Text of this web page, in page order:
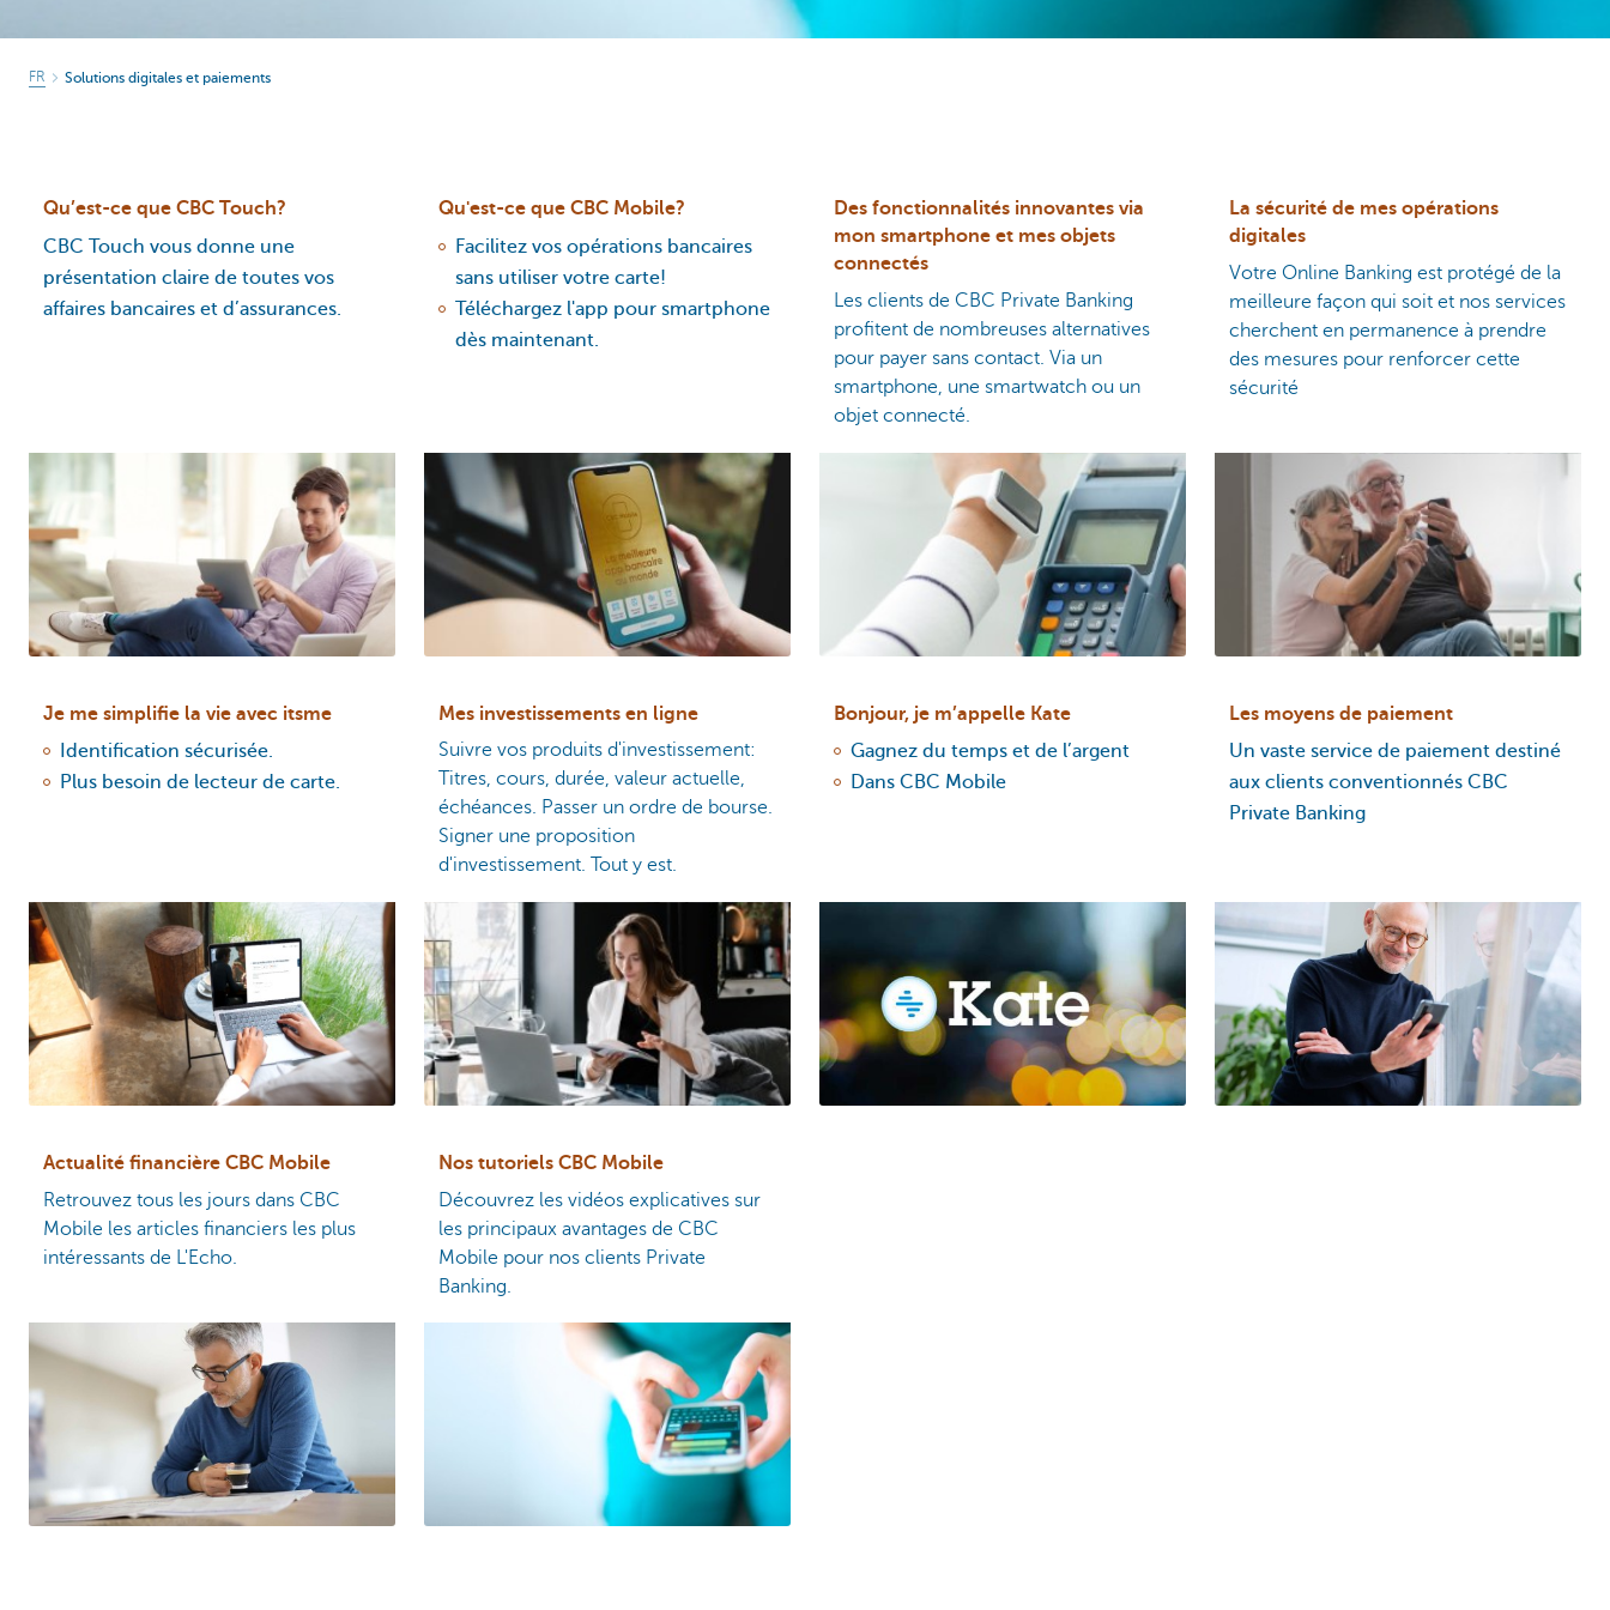
FR Solutions digitales et paiements
Qu’est-ce que CBC Touch?
CBC Touch vous donne une
présentation claire de toutes vos
affaires bancaires et d’assurances.
Qu'est-ce que CBC Mobile?
Facilitez vos opérations bancaires
sans utiliser votre carte!
Téléchargez l'app pour smartphone
dès maintenant.
Des fonctionnalités innovantes via
mon smartphone et mes objets
connectés
Les clients de CBC Private Banking
profitent de nombreuses alternatives
pour payer sans contact. Via un
smartphone, une smartwatch ou un
objet connecté.
La sécurité de mes opérations
digitales
Votre Online Banking est protégé de la
meilleure façon qui soit et nos services
cherchent en permanence à prendre
des mesures pour renforcer cette
sécurité
Je me simplifie la vie avec itsme
Identification sécurisée.
Plus besoin de lecteur de carte.
Mes investissements en ligne
Suivre vos produits d'investissement:
Titres, cours, durée, valeur actuelle,
échéances. Passer un ordre de bourse.
Signer une proposition
d'investissement. Tout y est.
Bonjour, je m’appelle Kate
Gagnez du temps et de l’argent
Dans CBC Mobile
Les moyens de paiement
Un vaste service de paiement destiné
aux clients conventionnés CBC
Private Banking
Actualité financière CBC Mobile
Retrouvez tous les jours dans CBC
Mobile les articles financiers les plus
intéressants de L'Echo.
Nos tutoriels CBC Mobile
Découvrez les vidéos explicatives sur
les principaux avantages de CBC
Mobile pour nos clients Private
Banking.